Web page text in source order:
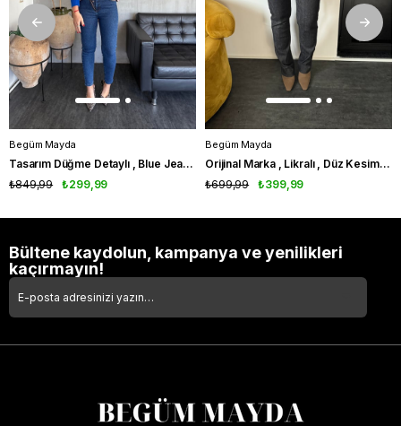
Begüm Mayda
Tasarım Düğme Detaylı , Blue Jean Pantolon
₺299,99
₺849,99
Begüm Mayda
Orijinal Marka , Likralı , Düz Kesim , Lacivert Jean
₺399,99
₺699,99
Bültene kaydolun, kampanya ve yenilikleri
kaçırmayın!